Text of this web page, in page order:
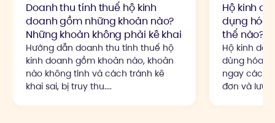
Doanh thu tính thuế hộ kinh
doanh gồm những khoản nào?
Những khoản không phải kê khai
Hướng dẫn doanh thu tính thuế hộ
kinh doanh gồm khoản nào, khoản
nào không tính và cách tránh kê
khai sai, bị truy thu....
Hộ kinh
dụng hóa
thế nào?
Hộ kinh
dùng hóa
ngay cách
đơn và lưu ý